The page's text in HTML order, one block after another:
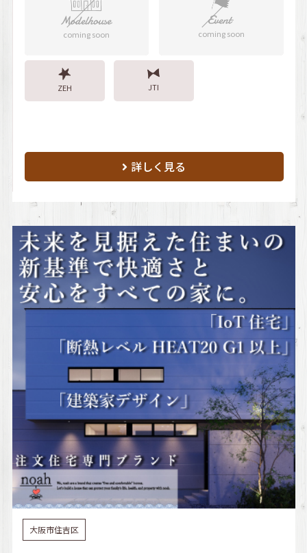
coming soon coming soon
ZEH JTI
詳しく見る
大阪市住吉区